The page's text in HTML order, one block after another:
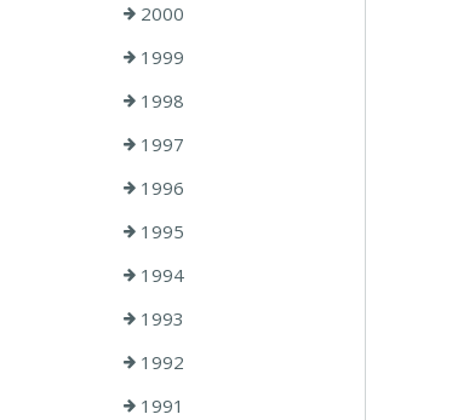
2000
1999
1998
1997
1996
1995
1994
1993
1992
1991